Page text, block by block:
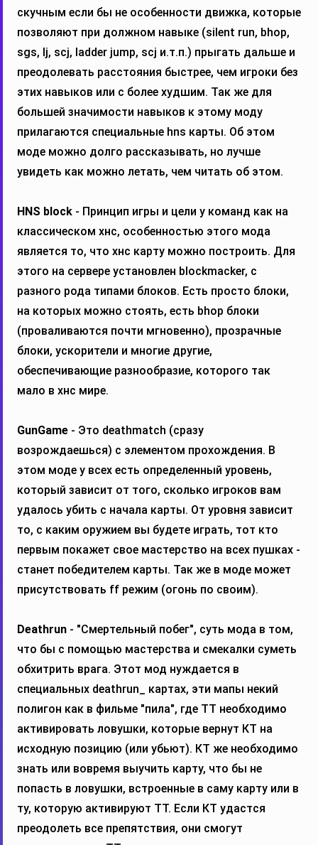
скучным если бы не особенности движка, которые
позволяют при должном навыке (silent run, bhop,
sgs, lj, scj, ladder jump, scj и.т.п.) прыгать дальше и
преодолевать расстояния быстрее, чем игроки без
этих навыков или с более худшим. Так же для
большей значимости навыков к этому моду
прилагаются специальные hns карты. Об этом
моде можно долго рассказывать, но лучше
увидеть как можно летать, чем читать об этом.
HNS block - Принцип игры и цели у команд как на
классическом хнс, особенностью этого мода
является то, что хнс карту можно построить. Для
этого на сервере установлен blockmacker, с
разного рода типами блоков. Есть просто блоки,
на которых можно стоять, есть bhop блоки
(проваливаются почти мгновенно), прозрачные
блоки, ускорители и многие другие,
обеспечивающие разнообразие, которого так
мало в хнс мире.
GunGame - Это deathmatch (сразу
возрождаешься) с элементом прохождения. В
этом моде у всех есть определенный уровень,
который зависит от того, сколько игроков вам
удалось убить с начала карты. От уровня зависит
то, с каким оружием вы будете играть, тот кто
первым покажет свое мастерство на всех пушках -
станет победителем карты. Так же в моде может
присутствовать ff режим (огонь по своим).
Deathrun - "Смертельный побег", суть мода в том,
что бы с помощью мастерства и смекалки суметь
обхитрить врага. Этот мод нуждается в
специальных deathrun_ картах, эти мапы некий
полигон как в фильме "пила", где ТТ необходимо
активировать ловушки, которые вернут КТ на
исходную позицию (или убьют). КТ же необходимо
знать или вовремя выучить карту, что бы не
попасть в ловушки, встроенные в саму карту или в
ту, которую активируют ТТ. Если КТ удастся
преодолеть все препятствия, они смогут